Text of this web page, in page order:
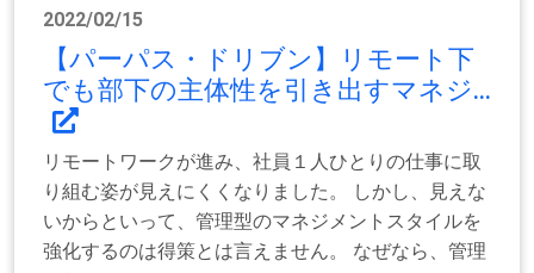
2022/02/15
【パーパス・ドリブン】リモート下
でも部下の主体性を引き出すマネジ...
リモートワークが進み、社員１人ひとりの仕事に取
り組む姿が見えにくくなりました。 しかし、見えな
いからといって、管理型のマネジメントスタイルを
強化するのは得策とは言えません。 なぜなら、管理